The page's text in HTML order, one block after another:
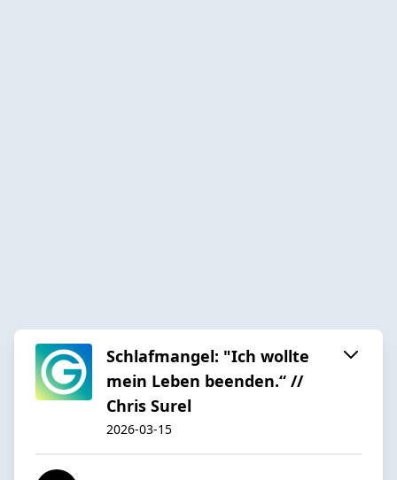
Schlafmangel: "Ich wollte
mein Leben beenden.“ //
Chris Surel
2026-03-15